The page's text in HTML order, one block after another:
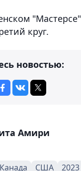
круг.
новостью:
Амири
Канада США